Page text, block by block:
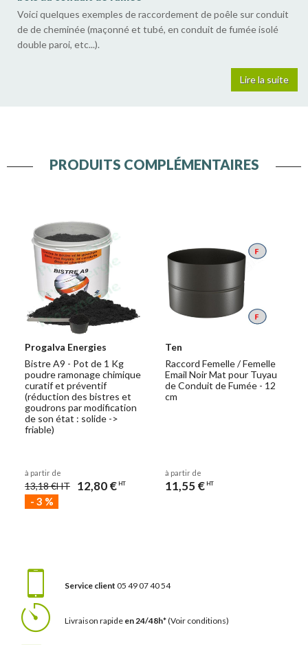
Voici quelques exemples de raccordement de poêle sur conduit
de de cheminée (maçonné et tubé, en conduit de fumée isolé
double paroi, etc...).
Lire la suite
PRODUITS COMPLÉMENTAIRES
Progalva Energies
Bistre A9 - Pot de 1 Kg
poudre ramonage chimique
curatif et préventif
(réduction des bistres et
goudrons par modification
de son état : solide ->
friable)
à partir de
13,18 €HT 12,80 € HT
- 3 %
Ten
Raccord Femelle / Femelle
Email Noir Mat pour Tuyau
de Conduit de Fumée - 12
cm
à partir de
11,55 € HT
Service client 05 49 07 40 54
Livraison rapide en 24/48h*(Voir conditions)